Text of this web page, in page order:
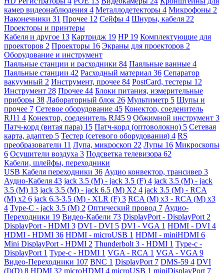
камер видеонаблюдения 4 Металлодетекторы 4 Микрофоны 2
Наконечники 31 Прочее 12 Сейфы 4 Шнуры, кабеля 22
Проекторы и принтеры
Кабеля и другое 13 Картридж 19 HP 19 Комплектующие для
проекторов 2 Проекторы 16 Экраны для проекторов 2
Оборудование и инструмент
Паяльные станции и расходники 84 Паяльные ванные 4
Паяльные станции 42 Расходный материал 36 Сепаратор
вакуумный 2 Инструмент, прочее 84 PostCard, тестеры 12
Инструмент 28 Прочее 44 Блоки питания, измерительные
приборы 38 Лабораторный блок 26 Мультиметр 5 Щупы и
прочее 7 Сетевое оборудование 45 Конектор, соеденитель
RJ11 4 Конектор, соеденитель RJ45 9 Обжимной инструмент 3
Патч-корд (витая пара) 15 Патч-корд (оптоволокно) 5 Сетевая
карта, адаптер 5 Тестер (сетевого оборудования) 4 RS
преобразователи 11 Лупа, микроскоп 22 Лупы 16 Микроскопы
6 Осушители воздуха 3 Подсветка телевизора 62
Кабели, шлейфы, переходники
USB Кабеля переходники 36 Аудио конвектор, трансивер 3
Аудио-Кабеля 43 jack 3.5 (M) - jack 3.5 (F) 4 jack 3.5 (M) - jack
3.5 (M) 13 jack 3.5 (M) - jack 6.5 (M) X2 4 jack 3.5 (M) - RCA
(M) x2 6 jack 6.3-3.5 (M) - XLR (F) 3 RCA (M) x3 - RCA (M) x3
4 Type-C - jack 3.5 (M) 2 Оптический провод 7 Аудио-
Переходники 19 Видео-Кабели 73 DisplayPort - DisplayPort 2
DisplayPort - HDMI 3 DVI - DVI 5 DVI - VGA 1 HDMI - DVI 4
HDMI - HDMI 36 HDMI - microUSB 1 HDMI - miniHDMI 6
Mini DisplayPort - HDMI 2 Thunderbolt 3 - HDMI 1 Type-c -
DisplayPort 1 Type-c - HDMI 1 VGA - RCA 1 VGA - VGA 9
Видео-Переходники 107 BNC 1 DisplayPort 7 DMS-59 4 DVI
(I)(D) 8 HDMI 32 microHDMI 4 microUSB 1 miniDisplayPort 7